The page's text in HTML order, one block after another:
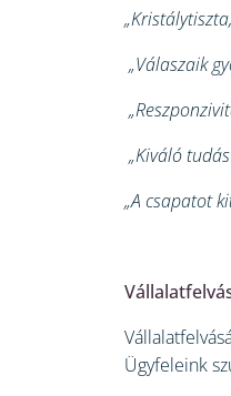
„Válaszaik
„Kiváló
„A csapatot
Ügyfeleink